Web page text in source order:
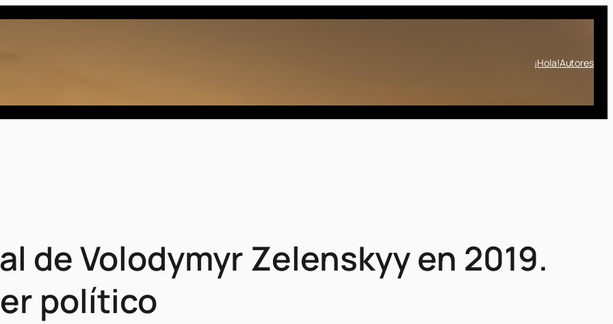
¡Hola!Autores
de Volodymyr Zelenskyy en 2019.
político